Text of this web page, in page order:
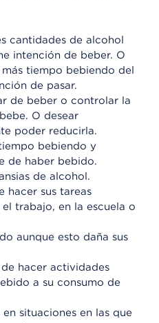
cantidades de alcohol
intención de beber. O
tiempo bebiendo del
de pasar.
de beber o controlar la
O desear
poder reducirla.
bebiendo y
de haber bebido.
de alcohol.
hacer sus tareas
trabajo, en la escuela o
aunque esto daña sus
hacer actividades
a su consumo de
situaciones en las que